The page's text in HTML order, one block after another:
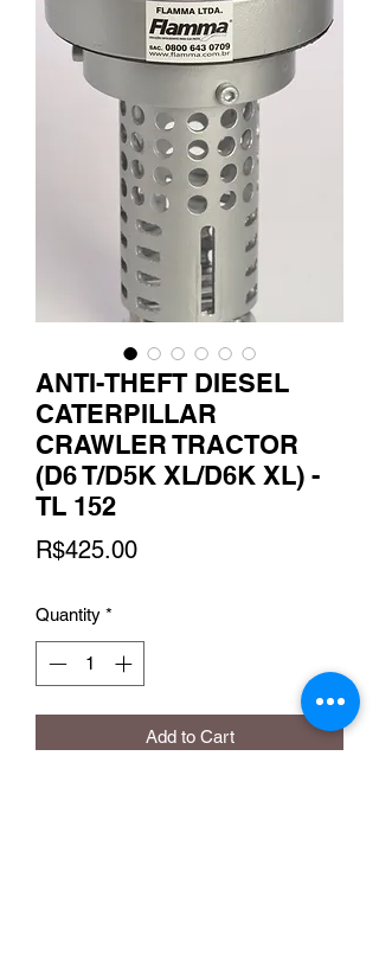
ANTI-THEFT DIESEL
CATERPILLAR
CRAWLER TRACTOR
(D6 T/D5K XL/D6K XL) -
TL 152
R$425.00Price
Quantity *
Add to Cart